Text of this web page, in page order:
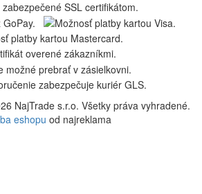
NajTrade s.r.o. Všetky práva vyhradené.
eshopu od najreklama